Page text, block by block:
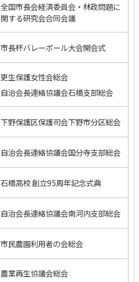
全国市長会経済委員会・林政問題に
関する研究会合同会議
市長杯バレーボール大会開会式
更生保護女性会総会
自治会長連絡協議会石橋支部総会
下野保護区保護司会下野市分区総会
自治会長連絡協議会国分寺支部総会
石橋高校 創立95周年記念式典
自治会長連絡協議会南河内支部総会
市民農園利用者の会総会
農業再生協議会総会